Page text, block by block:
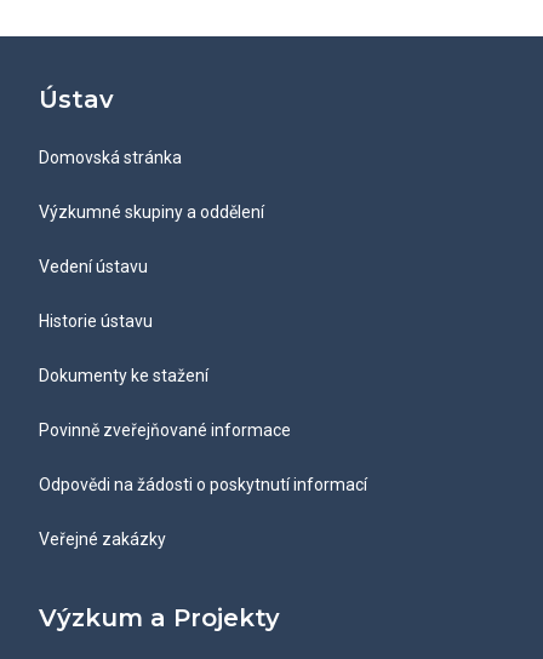
Ústav
Domovská stránka
Výzkumné skupiny a oddělení
Vedení ústavu
Historie ústavu
Dokumenty ke stažení
Povinně zveřejňované informace
Odpovědi na žádosti o poskytnutí informací
Veřejné zakázky
Výzkum a Projekty